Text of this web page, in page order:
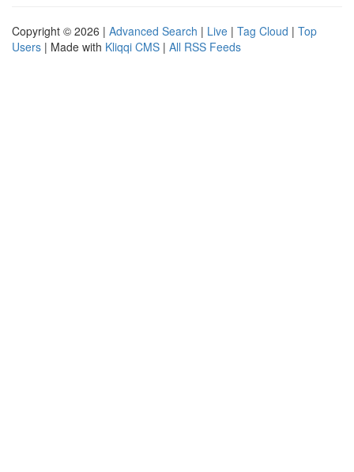
Copyright © 2026 | Advanced Search | Live | Tag Cloud | Top
Users | Made with Kliqqi CMS | All RSS Feeds